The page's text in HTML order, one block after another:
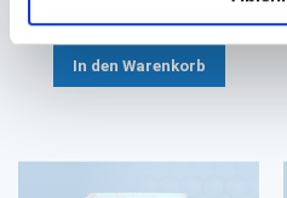
In den Warenkorb